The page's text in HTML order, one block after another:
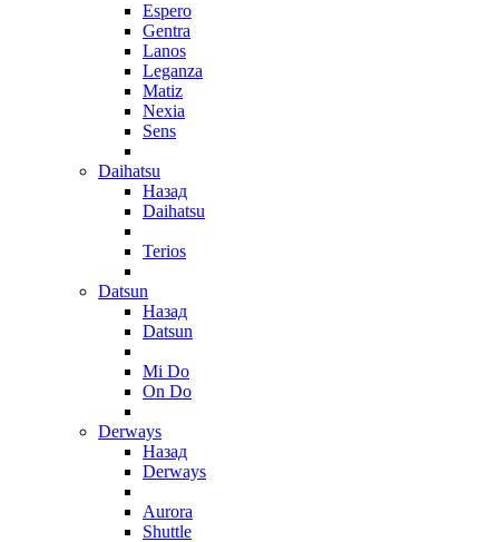
Espero
Gentra
Lanos
Leganza
Matiz
Nexia
Sens
Daihatsu
Назад
Daihatsu
Terios
Datsun
Назад
Datsun
Mi Do
On Do
Derways
Назад
Derways
Aurora
Shuttle